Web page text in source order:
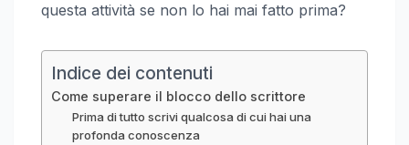
questa attività se non lo hai mai fatto prima?
Indice dei contenuti
Come superare il blocco dello scrittore
Prima di tutto scrivi qualcosa di cui hai una
profonda conoscenza